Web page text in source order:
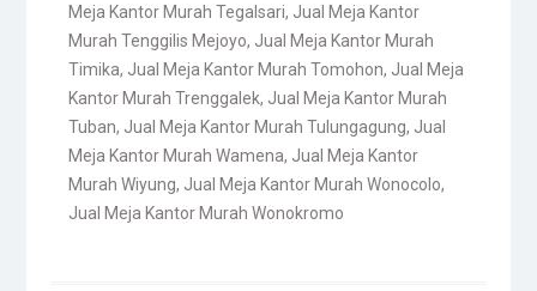
Meja Kantor Murah Tegalsari, Jual Meja Kantor
Murah Tenggilis Mejoyo, Jual Meja Kantor Murah
Timika, Jual Meja Kantor Murah Tomohon, Jual Meja
Kantor Murah Trenggalek, Jual Meja Kantor Murah
Tuban, Jual Meja Kantor Murah Tulungagung, Jual
Meja Kantor Murah Wamena, Jual Meja Kantor
Murah Wiyung, Jual Meja Kantor Murah Wonocolo,
Jual Meja Kantor Murah Wonokromo